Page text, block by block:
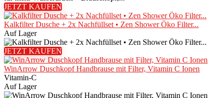
JETZT KAUFEN
Kalkfilter Dusche + 2x Nachfüllset • Zen Shower Öko Filter...
Auf Lager
JETZT KAUFEN
WinArrow Duschkopf Handbrause mit Filter, Vitamin C Ionen
Vitamin-C
Auf Lager